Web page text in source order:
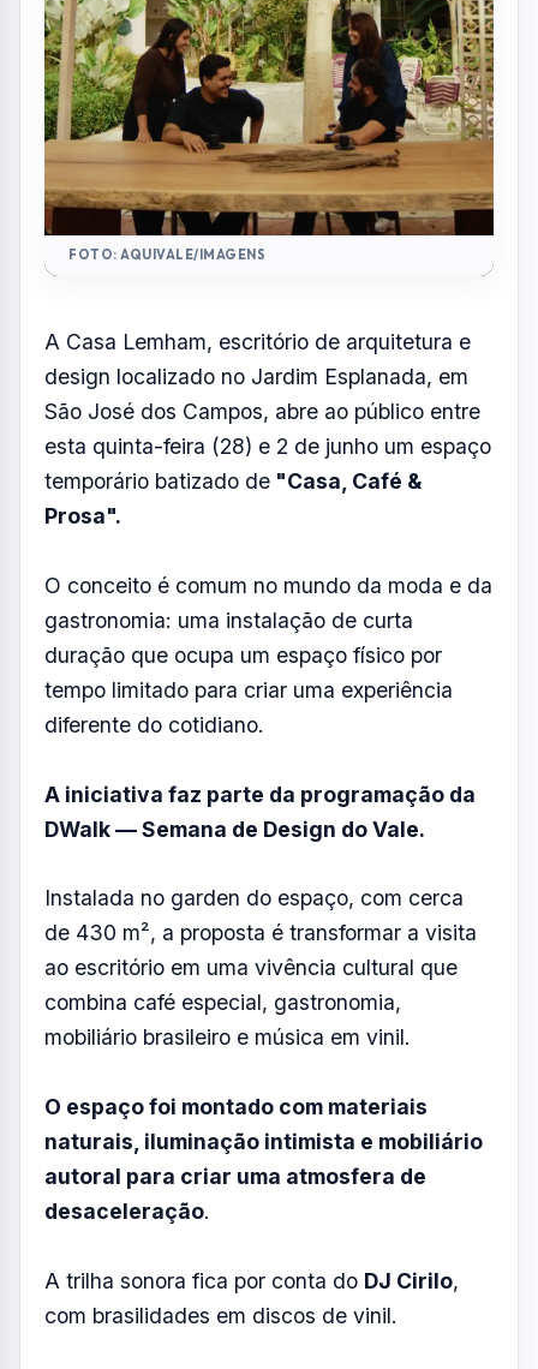
FOTO: AQUIVALE/IMAGENS
A Casa Lemham, escritório de arquitetura e
design localizado no Jardim Esplanada, em
São José dos Campos, abre ao público entre
esta quinta-feira (28) e 2 de junho um espaço
temporário batizado de "Casa, Café &
Prosa".
O conceito é comum no mundo da moda e da
gastronomia: uma instalação de curta
duração que ocupa um espaço físico por
tempo limitado para criar uma experiência
diferente do cotidiano.
A iniciativa faz parte da programação da
DWalk — Semana de Design do Vale.
Instalada no garden do espaço, com cerca
de 430 m², a proposta é transformar a visita
ao escritório em uma vivência cultural que
combina café especial, gastronomia,
mobiliário brasileiro e música em vinil.
O espaço foi montado com materiais
naturais, iluminação intimista e mobiliário
autoral para criar uma atmosfera de
desaceleração.
A trilha sonora fica por conta do DJ Cirilo,
com brasilidades em discos de vinil.